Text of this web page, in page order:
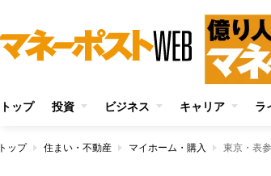
トップ 投資 ビジネス キャリア ラ
トップ 住まい・不動産 マイホーム・購入